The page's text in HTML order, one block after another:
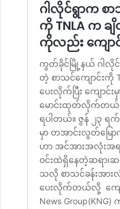
ဂါလိုင်ရွာက စာ
ကို TNLA က
ကိုလည်း ကျော
ကွတ်ခိုင်မြို့နယ် ဂါလိုင်
တဲ့ စာသင်ကျောင်း
ပေးလိုက်ပြီး ကျော
မောင်းထုတ်လိုက်တယ်
ရပါတယ်။ ဇွန် ၂၃ ရ
မှာ တအာင်းလွတ်မြေ
ဟာ အင်အားအလုံးအရင်
ဝင်းထဲရှိနေတဲ့ဆရာ၊
သလို စာသင်ခန်းအား
ပေးလိုက်တယ်လို့ ကျေ
News